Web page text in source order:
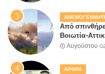
Από
Βοιωτία-
την λάθος
Αυγούστου
ΑΡΘΡΑ